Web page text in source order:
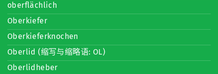
oberflächlich
Oberkiefer
Oberkieferknochen
Oberlid (缩写与缩略语: OL)
Oberlidheber